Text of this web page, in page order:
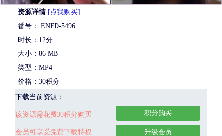
资源详情 [点我购买]
番号： ENFD-5496
时长：12分
大小：86 MB
类型：MP4
价格：30积分
下载当前资源：
该资源需花费30积分购买
会员可享受免费下载特权
积分购买
升级会员